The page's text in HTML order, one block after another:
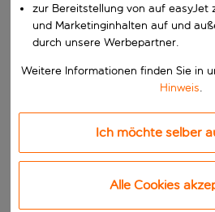
zur Bereitstellung von auf easyJet
und Marketinginhalten auf und
durch unsere Werbepartner.
Weitere Informationen finden Sie in
Hinweis.
Ich möchte selber
Alle Cookies